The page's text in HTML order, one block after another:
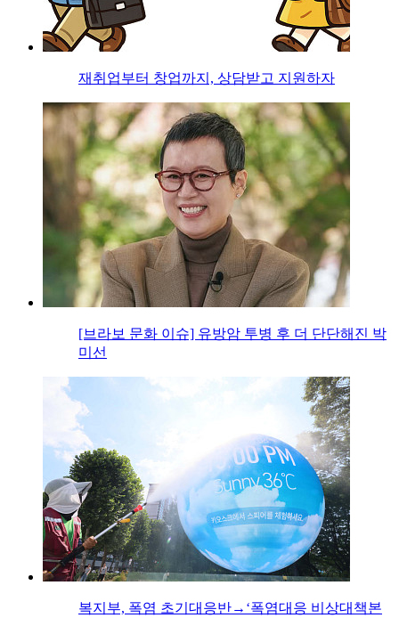
재취업부터 창업까지, 상담받고 지원하자
[브라보 문화 이슈] 유방암 투병 후 더 단단해진 박
미선
복지부, 폭염 초기대응반→‘폭염대응 비상대책본